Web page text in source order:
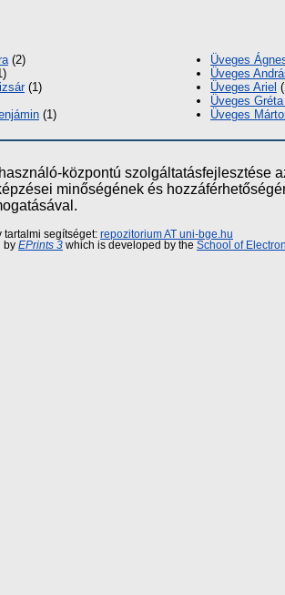
(2)
(1)
(1)
Üveges
Üveges
Üveges Ariel
Üveges
Üveges
központú szolgáltatásfejlesztése
minőségének és
tartalmi segítséget: repozitorium AT uni-bge.hu
by EPrints 3 which is developed by the School of